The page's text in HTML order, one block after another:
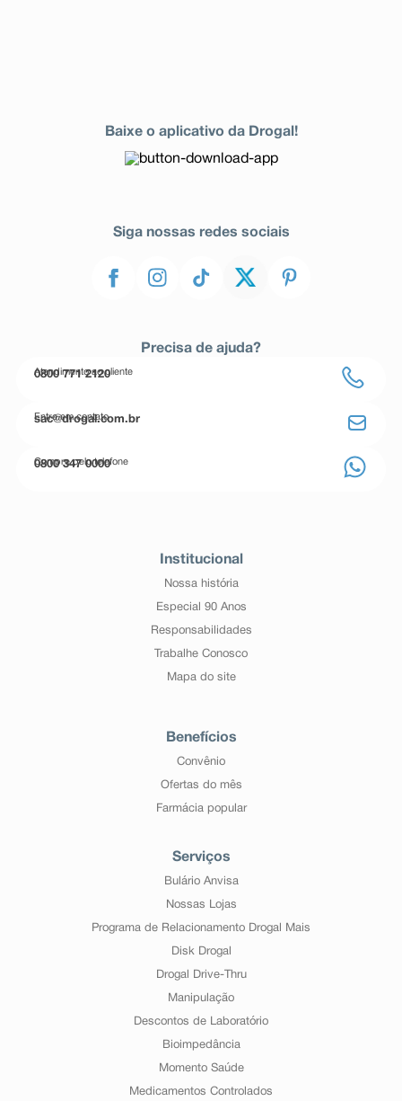
Baixe o aplicativo da Drogal!
Siga nossas redes sociais
Precisa de ajuda?
Atendimento ao cliente
0800 771 2120
Entre em contato
sac@drogal.com.br
Compre pelo telefone
0800 347 0000
Institucional
Nossa história
Especial 90 Anos
Responsabilidades
Trabalhe Conosco
Mapa do site
Benefícios
Convênio
Ofertas do mês
Farmácia popular
Serviços
Bulário Anvisa
Nossas Lojas
Programa de Relacionamento Drogal Mais
Disk Drogal
Drogal Drive-Thru
Manipulação
Descontos de Laboratório
Bioimpedância
Momento Saúde
Medicamentos Controlados